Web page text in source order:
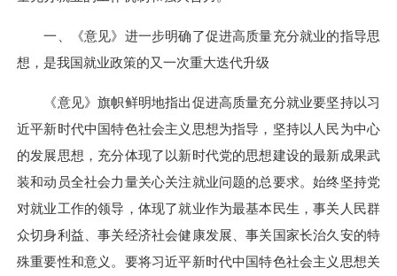
一、《意见》进一步明确了促进高质量充分就业的指导思
想，是我国就业政策的又一次重大迭代升级
《意见》旗帜鲜明地指出促进高质量充分就业要坚持以习
近平新时代中国特色社会主义思想为指导，坚持以人民为中心
的发展思想，充分体现了以新时代党的思想建设的最新成果武
装和动员全社会力量关心关注就业问题的总要求。始终坚持党
对就业工作的领导，体现了就业作为最基本民生，事关人民群
众切身利益、事关经济社会健康发展、事关国家长治久安的特
殊重要性和意义。要将习近平新时代中国特色社会主义思想关